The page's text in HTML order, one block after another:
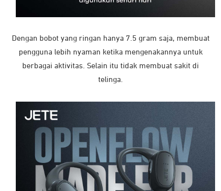
Dengan bobot yang ringan hanya 7.5 gram saja, membuat
pengguna lebih nyaman ketika mengenakannya untuk
berbagai aktivitas. Selain itu tidak membuat sakit di
telinga.